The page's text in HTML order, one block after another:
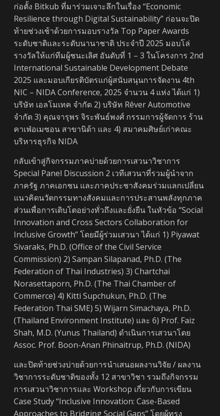
ก่อตั้ง Bitkub ที่มาร่วมเจาะลึกในเรื่อง “Economic
Resilience through Digital Sustainability” ก่อนจะปิด
ท้ายช่วงเช้าด้วยการมอบรางวัล Top Paper Awards
ระดับชาติและระดับนานาชาติ ประจำปี 2025 มอบโล่
รางวัลให้แก่ทีมผู้ชนะเลิศ อันดับที่ 1 – 3 ในโครงการ 2nd
International Sustainable Development Debate
2025 และมอบเกียรติบัตรแก่ผู้สนับสนุนการจัดงาน 4th
NIC – NIDA Conference, 2025 จำนวน 4 แห่ง ได้แก่ 1)
บริษัท เอลโมเทค จำกัด 2) บริษัท Rêver Automotive
จำกัด 3) คุณจารุพร จิระพันธ์พงศ์ กรรมการผู้จัดการ ร้าน
คาเฟ่อเมซอน สาขานิด้า และ 4) สมาคมศิษย์เก่าคณะ
บริหารธุรกิจ NIDA
กลับเข้าสู่กิจกรรมภาคบ่ายด้วยการเสวนาวิชาการ
Special Panel Discussion 2 เวทีเสวนาที่รวมผู้นำจาก
ภาครัฐ ภาคเอกชน และภาคประชาสังคมร่วมแลกเปลี่ยน
แนวคิดนวัตกรรมทางสังคมและการประสานพลังทุกภาค
ส่วนเพื่อการเติบโตอย่างทั่วถึงและยั่งยืน ในหัวข้อ “Social
Innovation and Cross Sectors Collaboration for
Inclusive Growth” โดยมีผู้ร่วมเสวนา ได้แก่ 1) Piyawat
Sivaraks, Ph.D. (Office of the Civil Service
Commission) 2) Sampan Silapanad, Ph.D. (The
Federation of Thai Industries) 3) Chartchai
Norasettaporn, Ph.D. (The Thai Chamber of
Commerce) 4) Kitti Supchukun, Ph.D. (The
Federation Thai SME) 5) Wijarn Simachaya, Ph.D.
(Thailand Environment Institute) และ 6) Prof. Faiz
Shah, M.D. (Yunus Thailand) ดำเนินการเสวนาโดย
Assoc. Prof. Boon-Anan Phinaitrup, Ph.D. (NIDA)
และปิดท้ายช่วงบ่ายด้วยการนำเสนอผลงานวิจัย / ผลงาน
วิชาการระดับชาติของทั้ง 12 สาขาวิชา รวมถึงกิจกรรม
การเสวนาวิชาการและ Workshop เกี่ยวกับการเขียน
Case Study “Inclusive Innovation: Case-Based
Approaches to Bridging Social Gaps” โดยผู้ทรง